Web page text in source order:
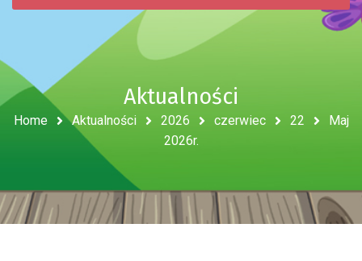
Aktualności
Home Aktualności 2026 czerwiec 22
Maj
2026r.